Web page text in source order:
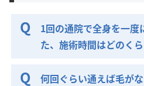
1回の通院で全身を一度
た、施術時間はどのく
何回ぐらい通えば毛が